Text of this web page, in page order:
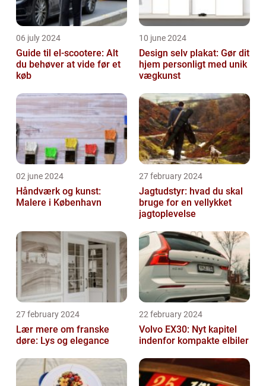
06 july 2024
Guide til el-scootere: Alt
du behøver at vide før et
køb
10 june 2024
Design selv plakat: Gør dit
hjem personligt med unik
vægkunst
02 june 2024
Håndværk og kunst:
Malere i København
27 february 2024
Jagtudstyr: hvad du skal
bruge for en vellykket
jagtoplevelse
27 february 2024
Lær mere om franske
døre: Lys og elegance
22 february 2024
Volvo EX30: Nyt kapitel
indenfor kompakte elbiler